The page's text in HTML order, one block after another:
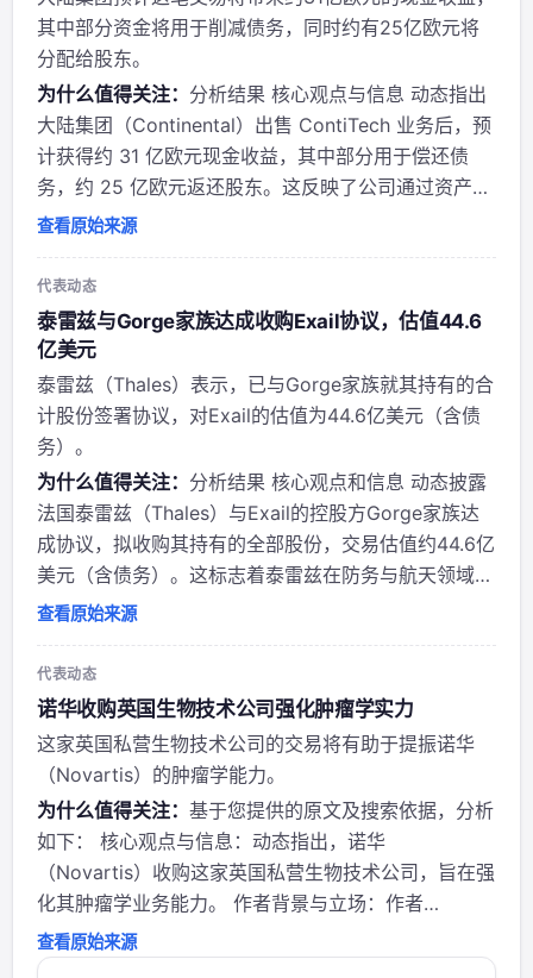
其中部分资金将用于削减债务，同时约有25亿欧元将
分配给股东。
为什么值得关注： 分析结果 核心观点与信息 动态指出
大陆集团（Continental）出售 ContiTech 业务后，预
计获得约 31 亿欧元现金收益，其中部分用于偿还债
务，约 25 亿欧元返还股东。这反映了公司通过资产剥
离优化资本结构、提升股东回报的战略意图。 作者背
媒体，通常保持中...
查看原始来源
代表动态
泰雷兹与Gorge家族达成收购Exail协议，估值44.6
亿美元
泰雷兹（Thales）表示，已与Gorge家族就其持有的合
计股份签署协议，对Exail的估值为44.6亿美元（含债
务）。
为什么值得关注： 分析结果 核心观点和信息 动态披露
法国泰雷兹（Thales）与Exail的控股方Gorge家族达
成协议，拟收购其持有的全部股份，交易估值约44.6亿
美元（含债务）。这标志着泰雷兹在防务与航天领域进
一步整合优质资产。 作者背景和立场 发布方为《华尔
与资本市场动态。报道基于...
查看原始来源
代表动态
诺华收购英国生物技术公司强化肿瘤学实力
这家英国私营生物技术公司的交易将有助于提振诺华
（Novartis）的肿瘤学能力。
为什么值得关注： 基于您提供的原文及搜索依据，分析
如下： 核心观点与信息：动态指出，诺华
（Novartis）收购这家英国私营生物技术公司，旨在强
化其肿瘤学业务能力。 作者背景与立场：作者
@WSJ（《华尔街日报》）是全球权威财经媒体，报道
通常客观中立，该动态为典型的商业并购新闻陈述。
查看原始来源